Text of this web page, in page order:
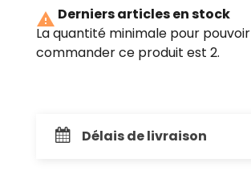
 Derniers articles en stock
La quantité minimale pour pouvoir
commander ce produit est 2.
Délais de livraison